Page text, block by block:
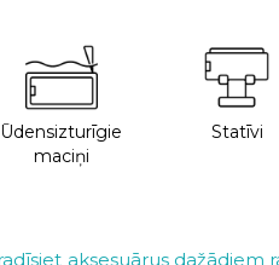
Ūdensizturīgie
maciņi
Statīvi
aksesuārus dažādiem